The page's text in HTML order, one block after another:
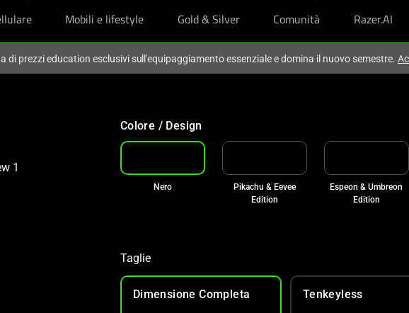
Mobili e lifestyle Gold & Silver Comunità Razer.AI
di prezzi education esclusivi sull'equipaggiamento essenziale e domina il nuovo semestre.
Colore / Design
Nero
Pikachu & Eevee
Edition
Espeon & Umbreon
Edition
Taglie
Dimensione Completa Tenkeyless